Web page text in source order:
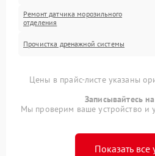
Ремонт датчика морозильного
отделения
Прочистка дренажной системы
Цены в прайс-листе указаны
Записывайтесь
Мы проверим ваше устройство и
Показать все